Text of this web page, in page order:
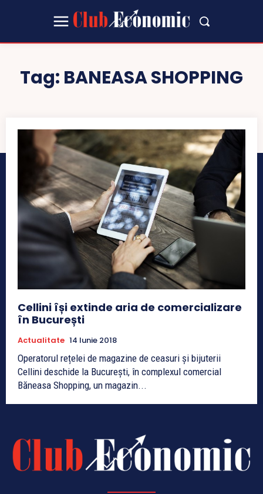
Tag: BANEASA SHOPPING
Cellini își extinde aria de comercializare
în București
Actualitate 14 Iunie 2018
Operatorul rețelei de magazine de ceasuri și bijuterii
Cellini deschide la București, în complexul comercial
Băneasa Shopping, un magazin...